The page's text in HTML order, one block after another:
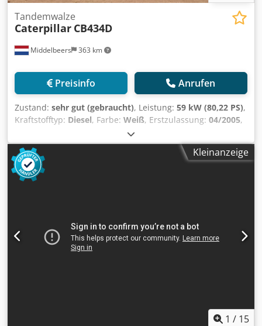
Middelbeers 363 km
Tandemwalze
Caterpillar CB434D
Preisinfo Anrufen
Zustand: sehr gut (gebraucht), Leistung: 59 kW (80,22 PS),
Kraftstofftyp: Diesel, Farbe: Weiß, Erstzulassung: 04/2005,
, Betriebsstunden:
Informationen Modelljahr: 2005 Seriennummer:
CATCB434LCNH00390 Technische Informationen
Zylinderzahl: 4 Motorhubraum: 4.400 cc Antrieb: Rad
Leergewicht: 7.500 kg Funktionell Arbeitsbreite: 150 cm
Informationen Wenden Sie sich an Ernst van Hek, um
weitere Informationen zu erhalten.
Kleinanzeige
1 / 15